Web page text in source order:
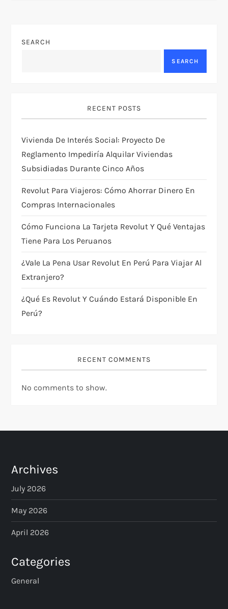
a
a
t
i
o
n
SEARCH
SEARCH
RECENT POSTS
Vivienda De Interés Social: Proyecto De
Reglamento Impediría Alquilar Viviendas
Subsidiadas Durante Cinco Años
Revolut Para Viajeros: Cómo Ahorrar Dinero En
Compras Internacionales
Cómo Funciona La Tarjeta Revolut Y Qué Ventajas
Tiene Para Los Peruanos
¿Vale La Pena Usar Revolut En Perú Para Viajar Al
Extranjero?
¿Qué Es Revolut Y Cuándo Estará Disponible En
Perú?
RECENT COMMENTS
No comments to show.
Archives
July 2026
May 2026
April 2026
Categories
General